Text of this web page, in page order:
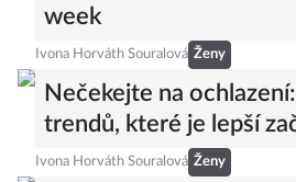
week
Ivona Horváth Souralová Ženy
Nečekejte na
trendů, které je lepší
Ivona Horváth Souralová Ženy